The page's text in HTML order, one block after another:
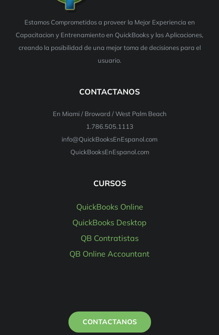
Estamos Comprometidos a proveer la Mejor Experiencia en
Capacitacion y Entrenamiento en QuickBooks y las Aplicaciones,
creando la posibilidad de una mejor toma de decisiones para el
usuario.
CONTACTANOS
En Miami / Broward / West Palm Beach
1.786.505.1113
info@QuickBooksEnEspanol.com
QuickBooksEnEspanol.com
CURSOS
QuickBooks Online
QuickBooks Desktop
QB Contratistas
QB Online Accountant
CONTACTANOS